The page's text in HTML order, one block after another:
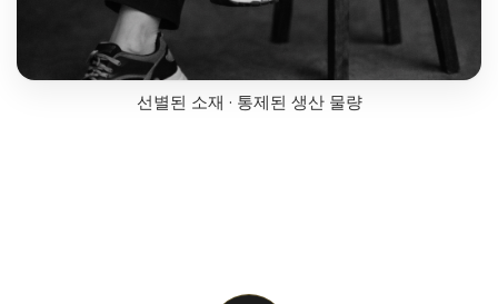
선별된 소재 · 통제된 생산 물량